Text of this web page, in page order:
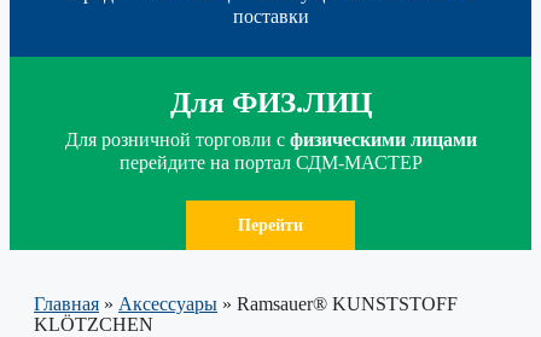
поставки
Для ФИЗ.ЛИЦ
Для розничной торговли с физическими лицами
перейдите на портал СДМ-МАСТЕР
Перейти
Главная » Аксессуары » Ramsauer® KUNSTSTOFF
KLÖTZCHEN